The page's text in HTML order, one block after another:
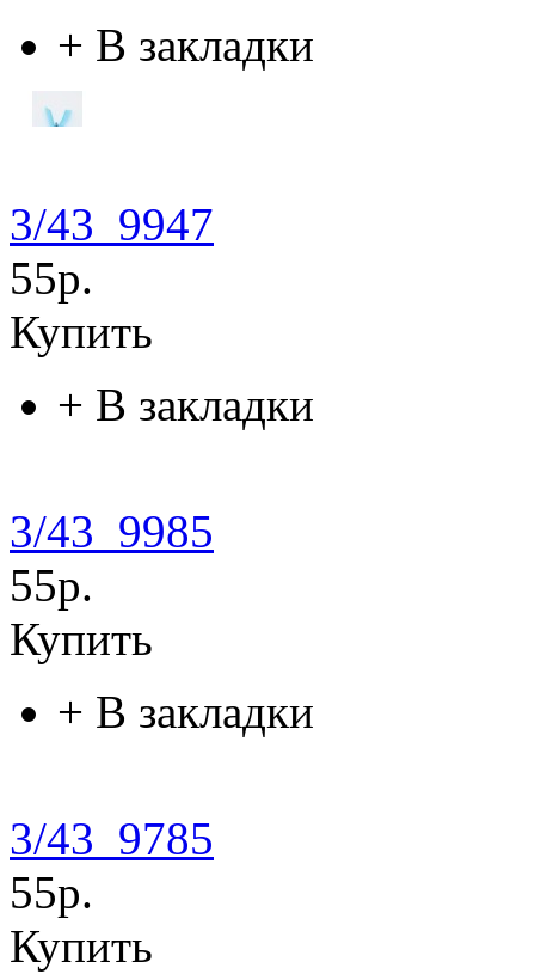
+ В закладки
3/43_9947
55р.
Купить
+ В закладки
3/43_9985
55р.
Купить
+ В закладки
3/43_9785
55р.
Купить